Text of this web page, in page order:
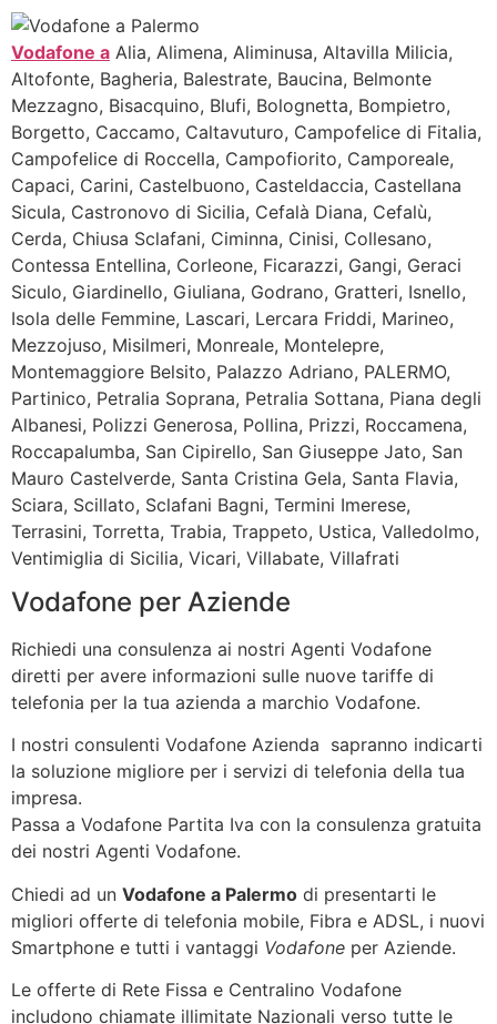
Vodafone a Alia, Alimena, Aliminusa, Altavilla Milicia,
Altofonte, Bagheria, Balestrate, Baucina, Belmonte
Mezzagno, Bisacquino, Blufi, Bolognetta, Bompietro,
Borgetto, Caccamo, Caltavuturo, Campofelice di Fitalia,
Campofelice di Roccella, Campofiorito, Camporeale,
Capaci, Carini, Castelbuono, Casteldaccia, Castellana
Sicula, Castronovo di Sicilia, Cefalà Diana, Cefalù,
Cerda, Chiusa Sclafani, Ciminna, Cinisi, Collesano,
Contessa Entellina, Corleone, Ficarazzi, Gangi, Geraci
Siculo, Giardinello, Giuliana, Godrano, Gratteri, Isnello,
Isola delle Femmine, Lascari, Lercara Friddi, Marineo,
Mezzojuso, Misilmeri, Monreale, Montelepre,
Montemaggiore Belsito, Palazzo Adriano, PALERMO,
Partinico, Petralia Soprana, Petralia Sottana, Piana degli
Albanesi, Polizzi Generosa, Pollina, Prizzi, Roccamena,
Roccapalumba, San Cipirello, San Giuseppe Jato, San
Mauro Castelverde, Santa Cristina Gela, Santa Flavia,
Sciara, Scillato, Sclafani Bagni, Termini Imerese,
Terrasini, Torretta, Trabia, Trappeto, Ustica, Valledolmo,
Ventimiglia di Sicilia, Vicari, Villabate, Villafrati
Vodafone per Aziende
Richiedi una consulenza ai nostri Agenti Vodafone
diretti per avere informazioni sulle nuove tariffe di
telefonia per la tua azienda a marchio Vodafone.
I nostri consulenti Vodafone Azienda sapranno indicarti
la soluzione migliore per i servizi di telefonia della tua
impresa.
Passa a Vodafone Partita Iva con la consulenza gratuita
dei nostri Agenti Vodafone.
Chiedi ad un Vodafone a Palermo di presentarti le
migliori offerte di telefonia mobile, Fibra e ADSL, i nuovi
Smartphone e tutti i vantaggi Vodafone per Aziende.
Le offerte di Rete Fissa e Centralino Vodafone
includono chiamate illimitate Nazionali verso tutte le